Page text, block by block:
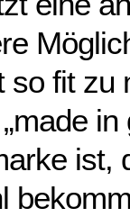
so fit zu
in
ist,